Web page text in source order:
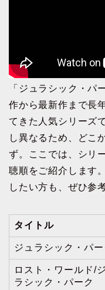
「ジュラシック・パ
作から最新作まで長
てきた人気シリーズ
し異なるため、どこ
ず。ここでは、シリ
聴順をご紹介します
したい方も、ぜひ参
タイトル
ジュラシック・パー
ロスト・ワールド/
ラシック・パーク